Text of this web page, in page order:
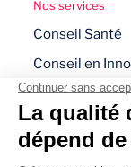
Nos services
Conseil Santé
Conseil en
Conseil en RSE
Conseil
Conseil